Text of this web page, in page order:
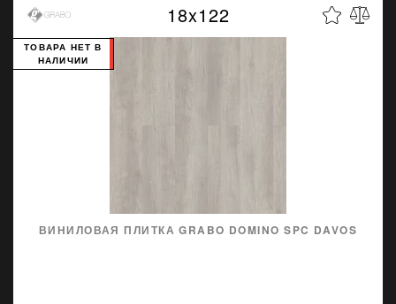
18x122
ВИНИЛОВАЯ ПЛИТКА GRABO DOMINO SPC DAVOS
ТОВАРА НЕТ В
НАЛИЧИИ